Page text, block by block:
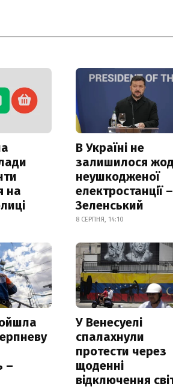
на
В Україні не
залишилося
неушкодженої
електростанції –
Зеленський
8 СЕРПНЯ, 14:10
–
У Венесуелі
спалахнули
протести через
щоденні
відключення